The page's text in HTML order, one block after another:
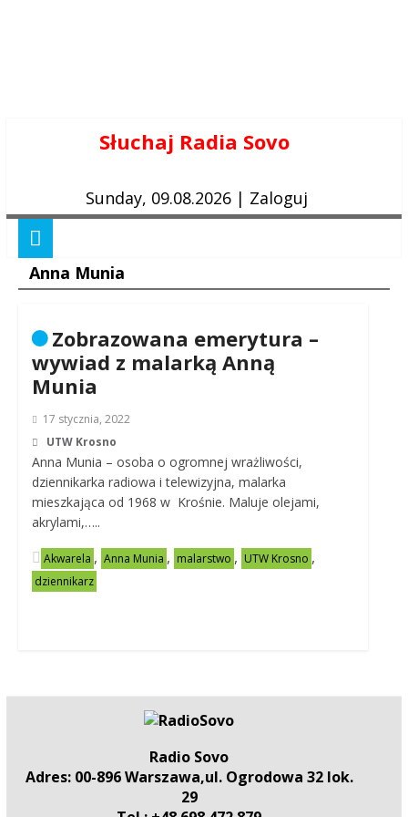
Słuchaj Radia Sovo
Sunday, 09.08.2026 | Zaloguj
Anna Munia
Zobrazowana emerytura –
wywiad z malarką Anną
Munia
17 stycznia, 2022
UTW Krosno
Anna Munia – osoba o ogromnej wrażliwości,
dziennikarka radiowa i telewizyjna, malarka
mieszkająca od 1968 w Krośnie. Maluje olejami,
akrylami,…..
Akwarela , Anna Munia , malarstwo , UTW Krosno ,
dziennikarz
Radio Sovo
Adres: 00-896 Warszawa,ul. Ogrodowa 32 lok.
29